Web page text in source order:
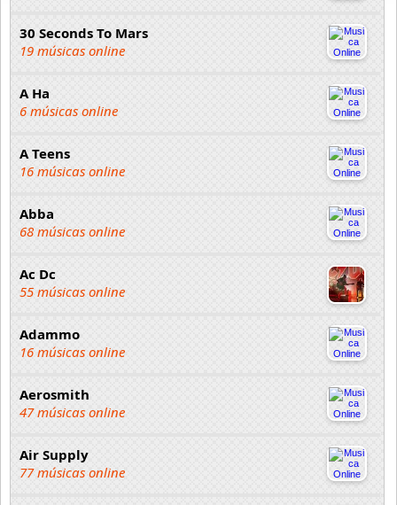
30 Seconds To Mars
19 músicas online
A Ha
6 músicas online
A Teens
16 músicas online
Abba
68 músicas online
Ac Dc
55 músicas online
Adammo
16 músicas online
Aerosmith
47 músicas online
Air Supply
77 músicas online